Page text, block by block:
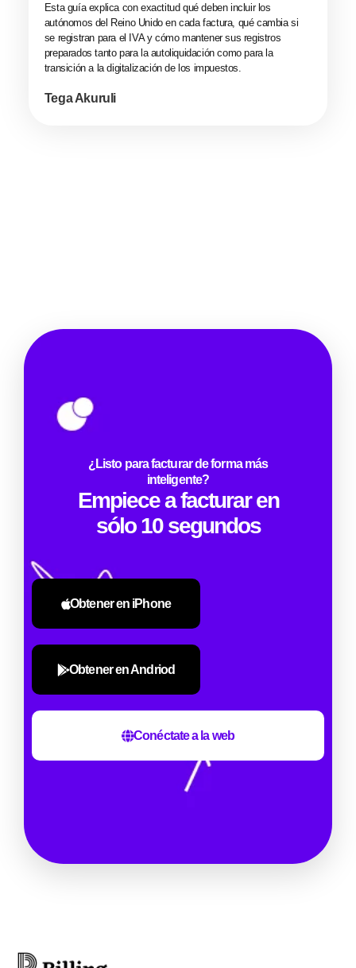
Esta guía explica con exactitud qué deben incluir los
autónomos del Reino Unido en cada factura, qué cambia si
se registran para el IVA y cómo mantener sus registros
preparados tanto para la autoliquidación como para la
transición a la digitalización de los impuestos.
Tega Akuruli
¿Listo para facturar de forma más
inteligente?
Empiece a facturar en
sólo 10 segundos
Obtener en iPhone
Obtener en Andriod
Conéctate a la web